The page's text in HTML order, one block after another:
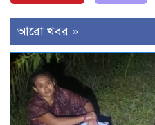
আরো খবর »